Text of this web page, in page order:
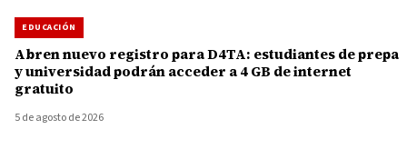
EDUCACIÓN
Abren nuevo registro para D4TA: estudiantes de prepa
y universidad podrán acceder a 4 GB de internet
gratuito
5 de agosto de 2026